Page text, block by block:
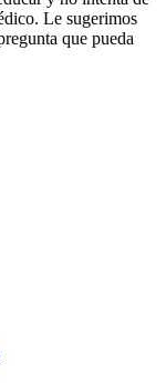
Le sugerimos
que pueda